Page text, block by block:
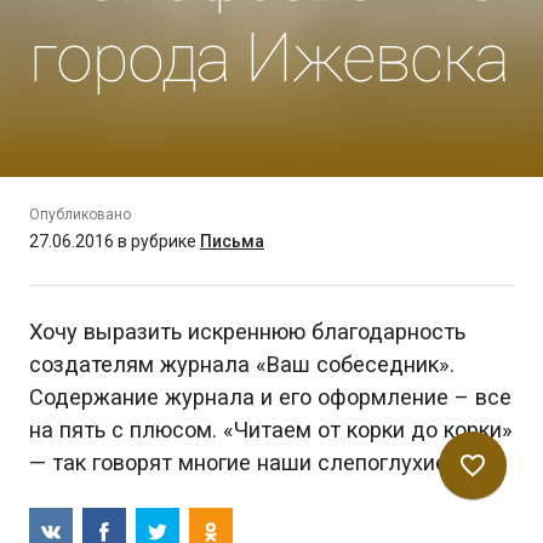
города Ижевска
Опубликовано
27.06.2016 в рубрике Письма
Хочу выразить искреннюю благодарность
создателям журнала «Ваш собеседник».
Содержание журнала и его оформление – все
на пять с плюсом. «Читаем от корки до корки»
— так говорят многие наши слепоглухие.…favorite_border